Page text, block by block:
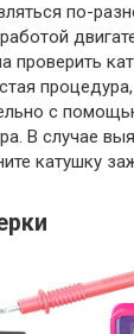
по-
проверить
с
В случае
катушку